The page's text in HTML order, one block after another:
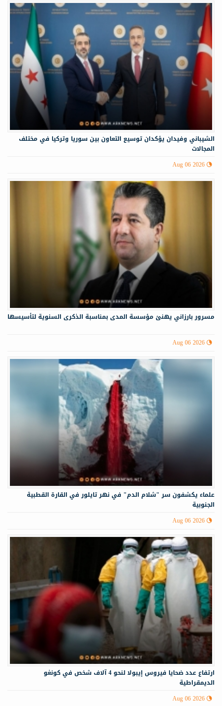
الشيباني وفيدان يؤكدان توسيع التعاون بين سوريا وتركيا في مختلف
المجالات
Aug 06 2026
مسرور بارزاني يهنئ مؤسسة المدى بمناسبة الذكرى السنوية لتأسيسها
Aug 06 2026
علماء يكشفون سر "شلام الدم" في نهر تايلور في القارة القطبية
الجنوبية
Aug 06 2026
ارتفاع عدد ضحايا فيروس إيبولا لنحو 4 آلاف شخص في كونغو
الديمقراطية
Aug 06 2026